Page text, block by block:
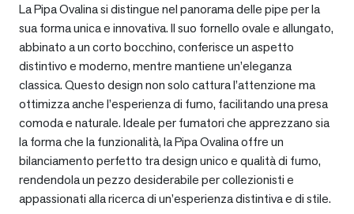
La Pipa Ovalina si distingue nel panorama delle pipe per la
sua forma unica e innovativa. Il suo fornello ovale e allungato,
abbinato a un corto bocchino, conferisce un aspetto
distintivo e moderno, mentre mantiene un’eleganza
classica. Questo design non solo cattura l’attenzione ma
ottimizza anche l’esperienza di fumo, facilitando una presa
comoda e naturale. Ideale per fumatori che apprezzano sia
la forma che la funzionalità, la Pipa Ovalina offre un
bilanciamento perfetto tra design unico e qualità di fumo,
rendendola un pezzo desiderabile per collezionisti e
appassionati alla ricerca di un’esperienza distintiva e di stile.